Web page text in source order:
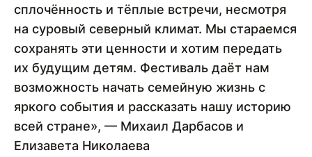
сплочённость и тёплые встречи, несмотря
на суровый северный климат. Мы стараемся
сохранять эти ценности и хотим передать
их будущим детям. Фестиваль даёт нам
возможность начать семейную жизнь с
яркого события и рассказать нашу историю
всей стране», — Михаил Дарбасов и
Елизавета Николаева